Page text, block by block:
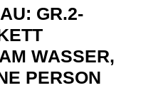
GR.2-
WASSER,
PERSON